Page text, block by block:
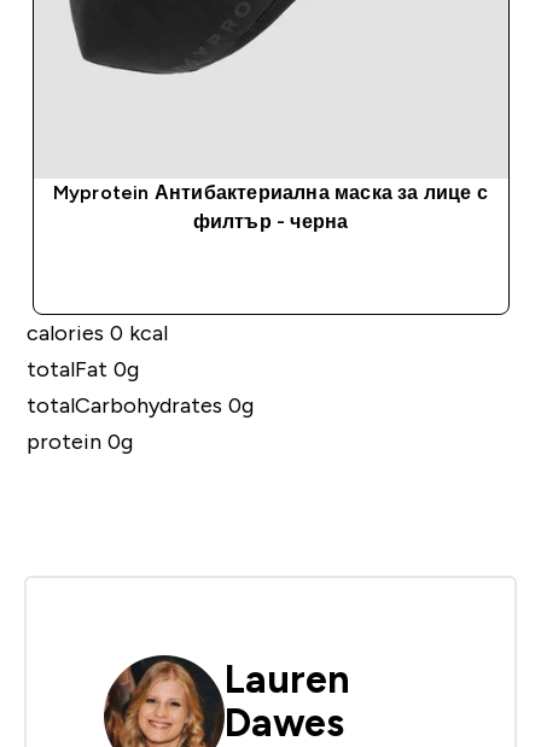
Myprotein Антибактериална маска за лице с
филтър - черна
calories 0 kcal
totalFat 0g
totalCarbohydrates 0g
protein 0g
Lauren
Dawes